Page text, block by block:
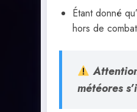
Étant donné
hors de
météores